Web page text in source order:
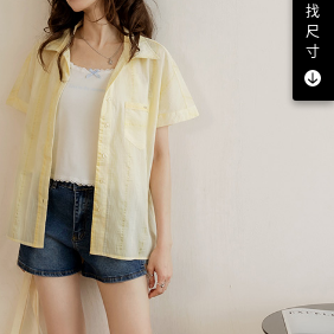
找
尺
寸